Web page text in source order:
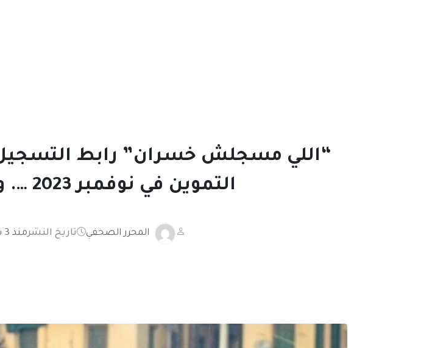
التموين في نوفمبر 2023 …. والشروط المطلوبة
المحرر الصحفي تاريخ النشرمنذ 3 سنوات